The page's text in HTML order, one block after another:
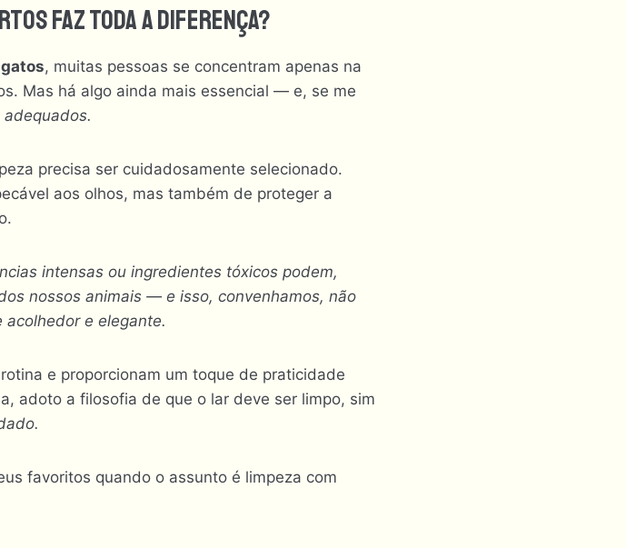
Faz Toda A Diferença?
, muitas pessoas se concentram apenas na
Mas há algo ainda mais essencial — e, se me
precisa ser cuidadosamente selecionado.
aos olhos, mas também de proteger a
intensas ou ingredientes tóxicos podem,
nossos animais — e isso, convenhamos, não
e elegante.
e proporcionam um toque de praticidade
adoto a filosofia de que o lar deve ser limpo, sim
favoritos quando o assunto é limpeza com